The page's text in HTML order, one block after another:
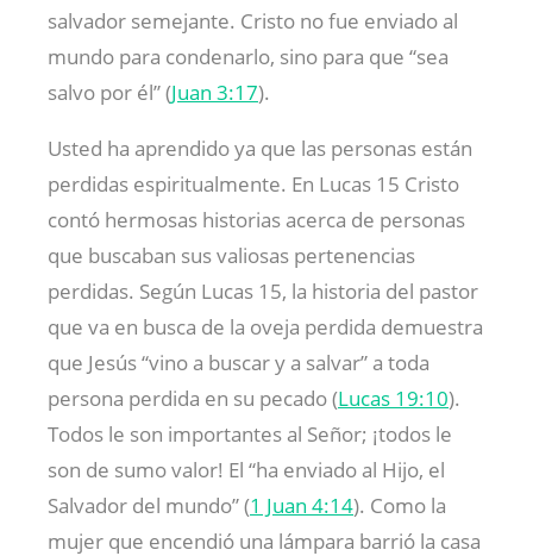
salvador semejante. Cristo no fue enviado al
mundo para condenarlo, sino para que “sea
salvo por él” (Juan 3:17).
Usted ha aprendido ya que las personas están
perdidas espiritualmente. En Lucas 15 Cristo
contó hermosas historias acerca de personas
que buscaban sus valiosas pertenencias
perdidas. Según Lucas 15, la historia del pastor
que va en busca de la oveja perdida demuestra
que Jesús “vino a buscar y a salvar” a toda
persona perdida en su pecado (Lucas 19:10).
Todos le son importantes al Señor; ¡todos le
son de sumo valor! El “ha enviado al Hijo, el
Salvador del mundo” (1 Juan 4:14). Como la
mujer que encendió una lámpara barrió la casa